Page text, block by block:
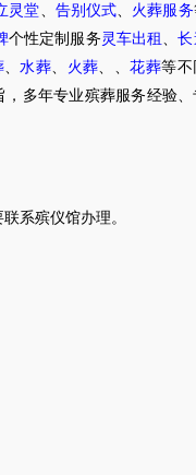
灵堂 告别仪式 火葬服务
个性定制服务 灵车出租 、长
、水葬 火葬 、花葬等不
多年专业殡葬服务经验
系殡仪馆办理。